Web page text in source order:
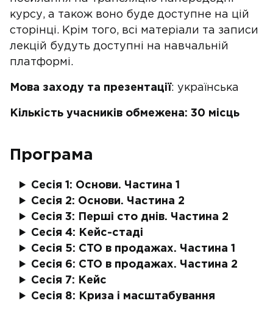
курсу, а також воно буде доступне на цій
сторінці. Крім того, всі матеріали та записи
лекцій будуть доступні на навчальній
платформі.
Мова заходу та презентації: українська
Кількість учасників обмежена: 30 місць
Програма
Сесія 1: Основи. Частина 1
Сесія 2: Основи. Частина 2
Сесія 3: Перші сто днів. Частина 2
Сесія 4: Кейс-стаді
Сесія 5: CTO в продажах. Частина 1
Сесія 6: CTO в продажах. Частина 2
Сесія 7: Кейс
Сесія 8: Криза і масштабування